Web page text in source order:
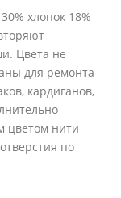
хлопок 18%
Цвета не
для ремонта
кардиганов,
цветом нити
по